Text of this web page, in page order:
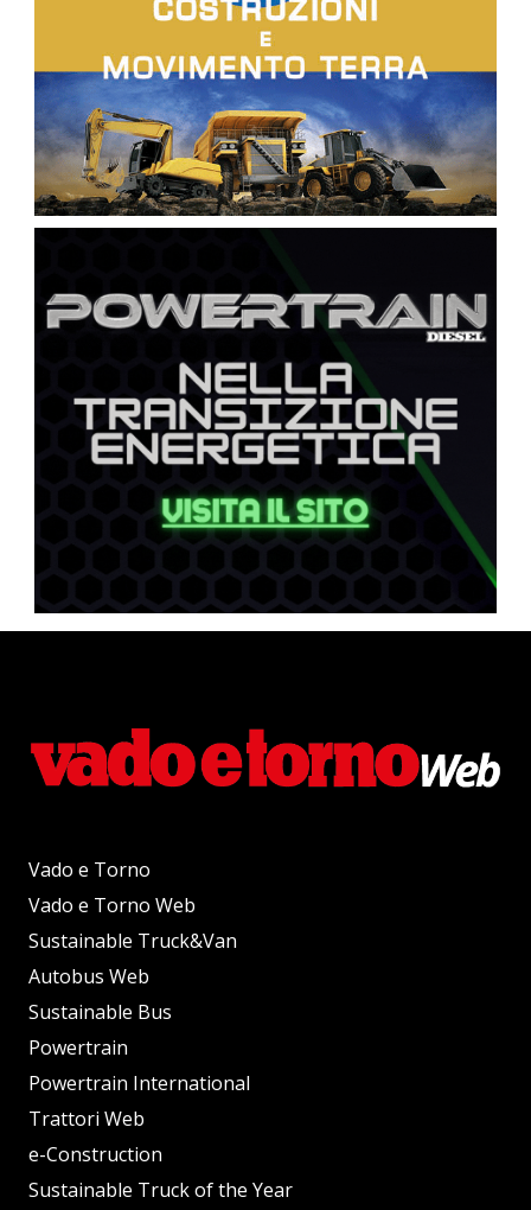
Vado e Torno
Vado e Torno Web
Sustainable Truck&Van
Autobus Web
Sustainable Bus
Powertrain
Powertrain International
Trattori Web
e-Construction
Sustainable Truck of the Year